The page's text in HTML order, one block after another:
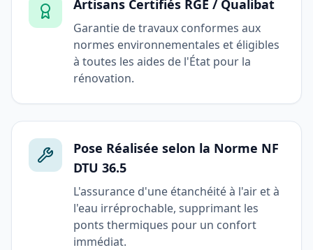
Artisans Certifiés RGE / Qualibat
Garantie de travaux conformes aux
normes environnementales et éligibles
à toutes les aides de l'État pour la
rénovation.
Pose Réalisée selon la Norme NF
DTU 36.5
L'assurance d'une étanchéité à l'air et à
l'eau irréprochable, supprimant les
ponts thermiques pour un confort
immédiat.